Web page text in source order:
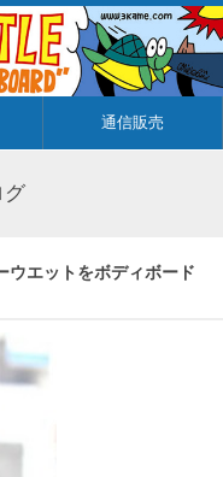
通信販売
グ
ウエットをボディボード